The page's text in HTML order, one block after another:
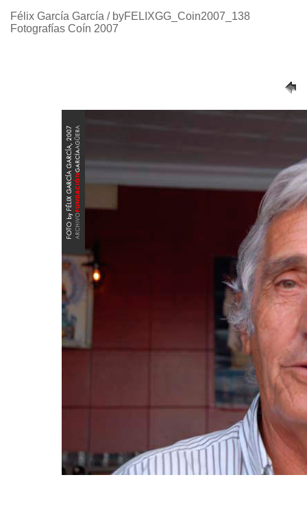
Félix García García / byFELIXGG_Coin2007_138
Fotografías Coín 2007